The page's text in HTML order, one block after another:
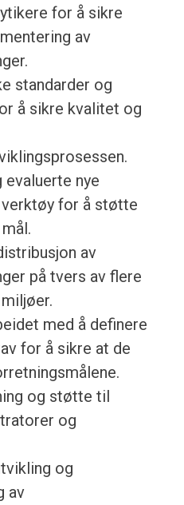
for å sikre
av
standarder og
å sikre kvalitet og
nye
for å støtte
av
på tvers av flere
med å definere
for å sikre at de
og støtte til
og
og
av